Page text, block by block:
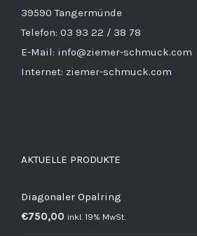
39590 Tangermünde
Telefon: 03 93 22 / 38 78
E-Mail: info@ziemer-schmuck.com
Internet: ziemer-schmuck.com
AKTUELLE PRODUKTE
Diagonaler Opalring
€750,00 inkl. 19% MwSt.